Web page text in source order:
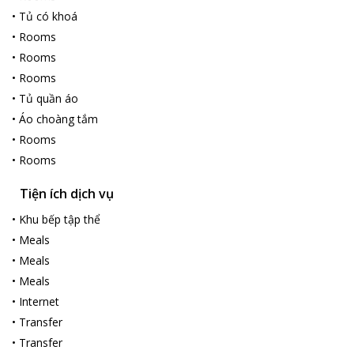
• Tủ có khoá
• Rooms
• Rooms
• Rooms
• Tủ quần áo
• Áo choàng tắm
• Rooms
• Rooms
Tiện ích dịch vụ
• Khu bếp tập thể
• Meals
• Meals
• Meals
• Internet
• Transfer
• Transfer